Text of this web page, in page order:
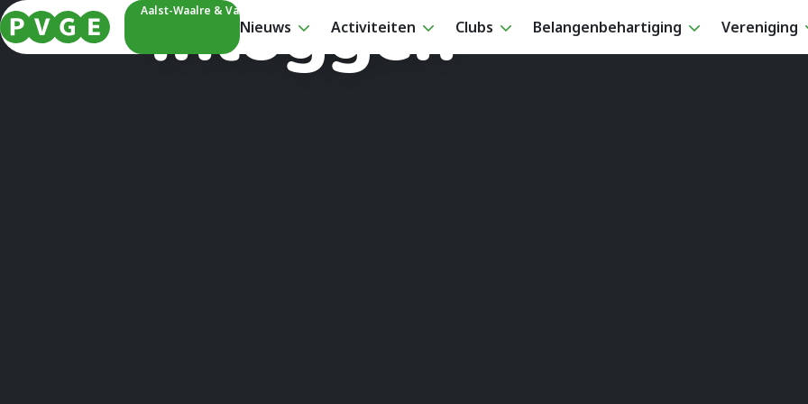
Aalst-Waalre & Valkenswaard
Nieuws Activiteiten Clubs Belangenbehartiging Vereniging
Inloggen